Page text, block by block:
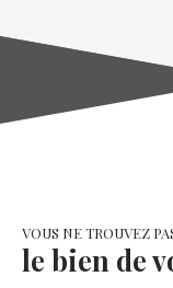
VOUS NE TROUVEZ
le bien de